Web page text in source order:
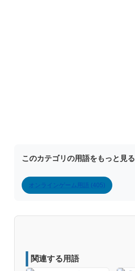
このカテゴリの用語をもっと見る
オンラインゲーム用語 (405)
関連する用語